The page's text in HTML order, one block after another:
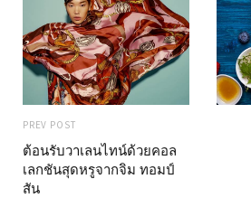
PREV POST
ต้อนรับวาเลนไทน์ด้วยคอล
เลกชันสุดหรูจากจิม ทอมป์
สัน